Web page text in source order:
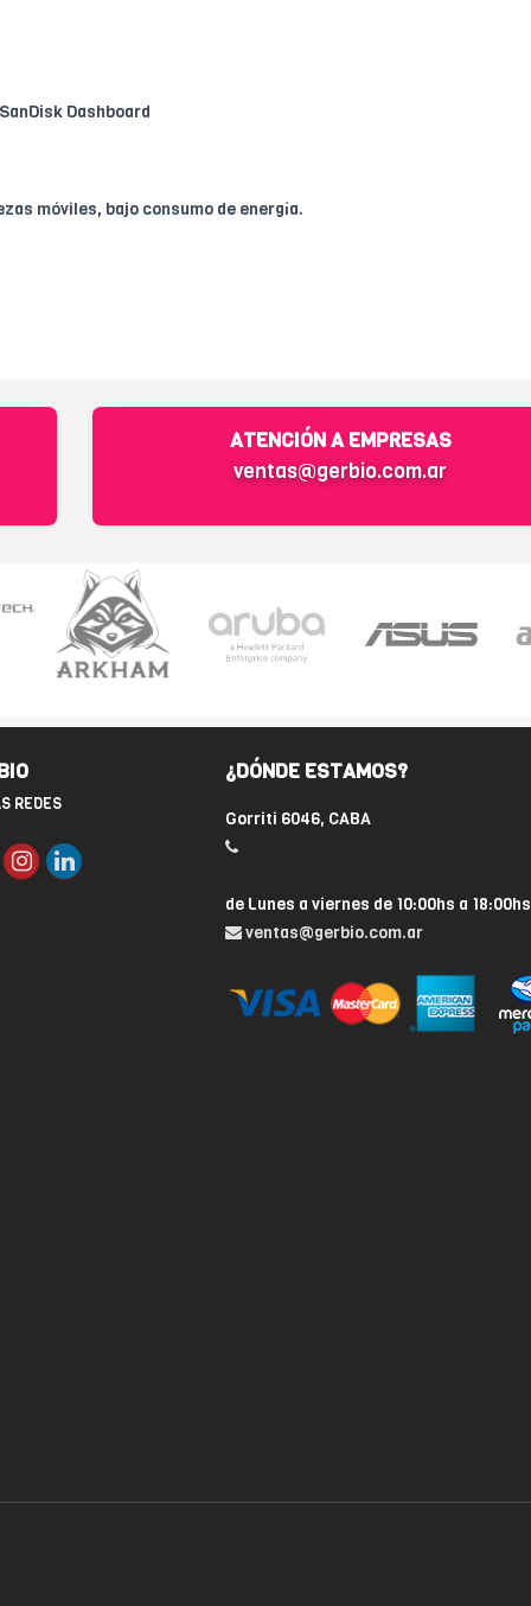
Dashboard
móviles, bajo consumo de energía.
ATENCIÓN A EMPRESAS
ventas@gerbio.com.ar
REDES
¿DÓNDE ESTAMOS?
Gorriti 6046, CABA
de Lunes a viernes de 10:00hs a 18:00hs
ventas@gerbio.com.ar